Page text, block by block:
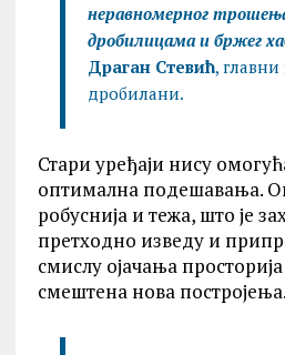
неравномерног
дробилицама и бржег
Драган Стевић,
дробилани.
Стари уређаји нису
оптимална подешавања.
робуснија и тежа, што је
претходно изведу и
смислу ојачања просторија
смештена нова постројења.